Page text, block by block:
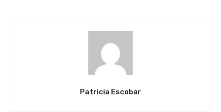
Patricia Escobar